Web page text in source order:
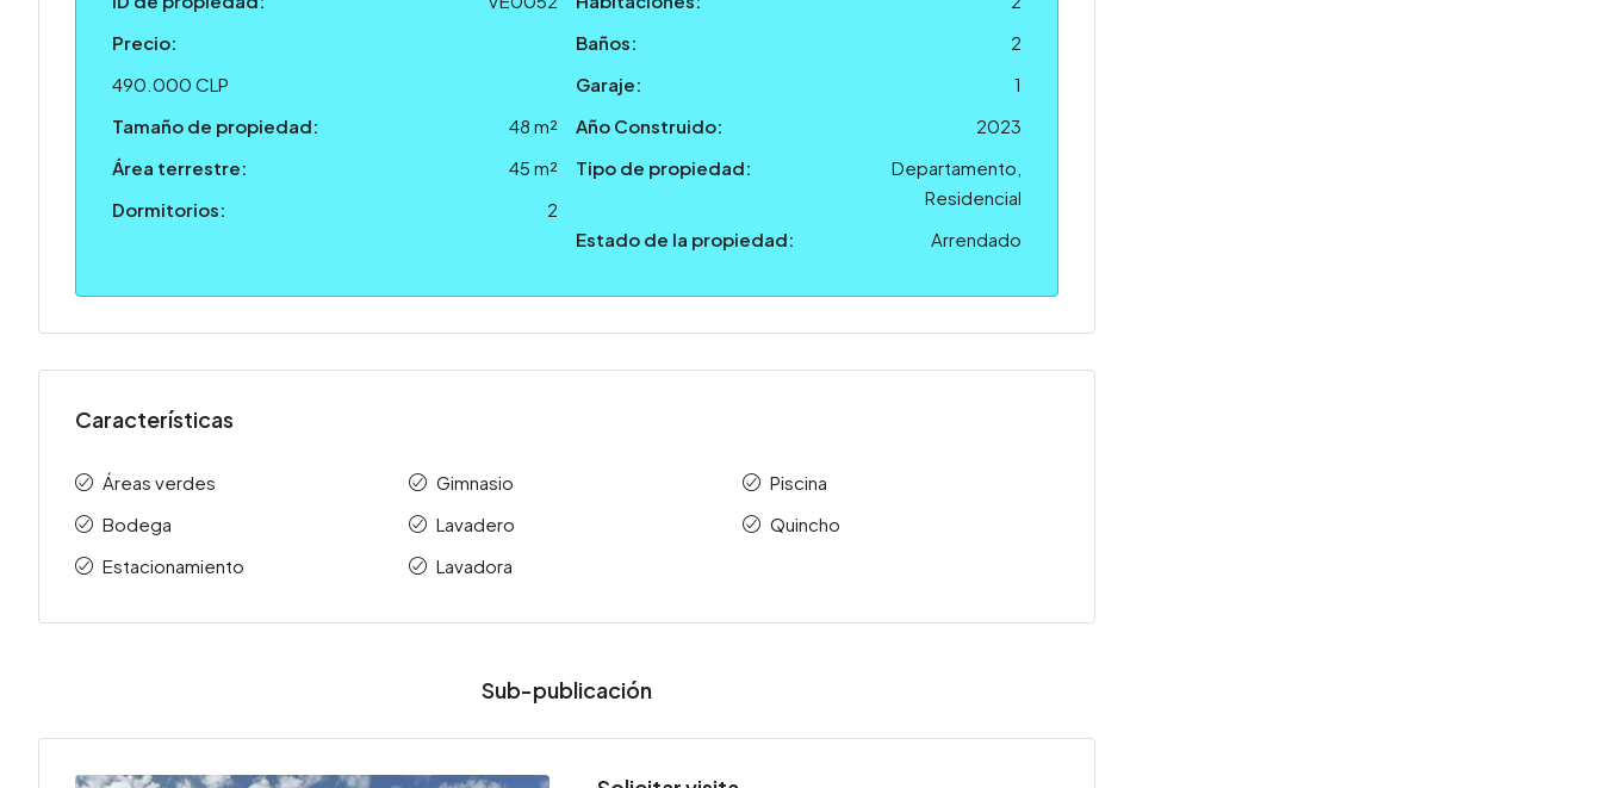
Precio:
490.000 CLP
Tamaño de propiedad:
48 m²
Área terrestre:
45 m²
Dormitorios:
2
Baños:
2
Garaje:
1
Año Construido:
2023
Tipo de propiedad:
Departamento,
Residencial
Estado de la propiedad:
Arrendado
Características
Áreas verdes
Bodega
Estacionamiento
Gimnasio
Lavadero
Lavadora
Piscina
Quincho
Sub-publicación